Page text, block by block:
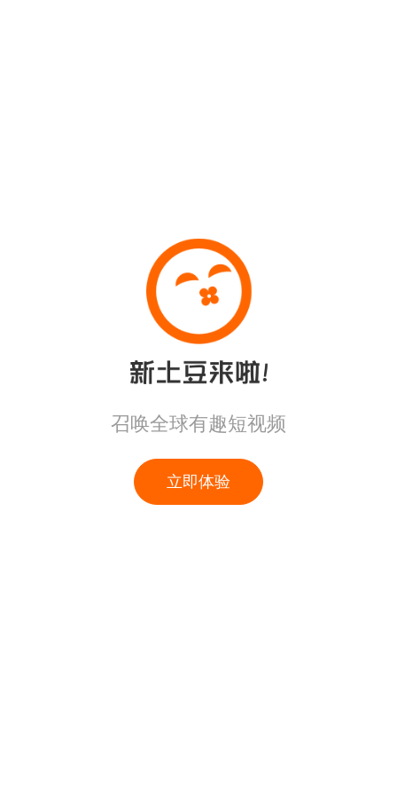
召唤全球有趣短视频
立即体验